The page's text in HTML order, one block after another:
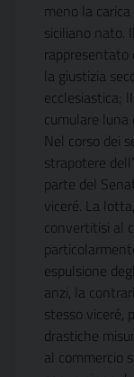
meno la
siciliano nato.
rappresentato
la giustizia
ecclesiastica;
cumulare
Nel corso dei
strapotere
parte del
viceré. La
convertitisi al
espulsione
anzi, la
stesso viceré,
drastiche
al commercio